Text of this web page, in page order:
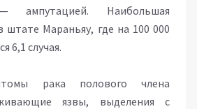
Наибольшая
штате Мараньяу, где на 100 000
6,1 случая.
рака полового члена
язвы, выделения с